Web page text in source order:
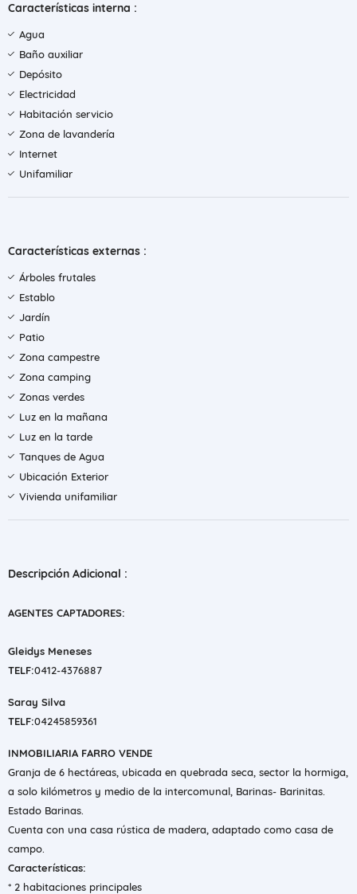
Características interna :
Agua
Baño auxiliar
Depósito
Electricidad
Habitación servicio
Zona de lavandería
Internet
Unifamiliar
Características externas :
Árboles frutales
Establo
Jardín
Patio
Zona campestre
Zona camping
Zonas verdes
Luz en la mañana
Luz en la tarde
Tanques de Agua
Ubicación Exterior
Vivienda unifamiliar
Descripción Adicional :
AGENTES CAPTADORES:
Gleidys Meneses
TELF:0412-4376887
Saray Silva
TELF:04245859361
INMOBILIARIA FARRO VENDE
Granja de 6 hectáreas, ubicada en quebrada seca, sector la hormiga,
a solo kilómetros y medio de la intercomunal, Barinas- Barinitas.
Estado Barinas.
Cuenta con una casa rústica de madera, adaptado como casa de
campo.
Características:
* 2 habitaciones principales